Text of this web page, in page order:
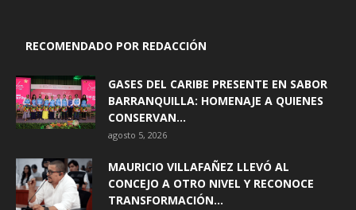
RECOMENDADO POR REDACCIÓN
GASES DEL CARIBE PRESENTE EN SABOR
BARRANQUILLA: HOMENAJE A QUIENES
CONSERVAN...
agosto 5, 2026
MAURICIO VILLAFAÑEZ LLEVÓ AL
CONCEJO A OTRO NIVEL Y RECONOCE
TRANSFORMACIÓN...